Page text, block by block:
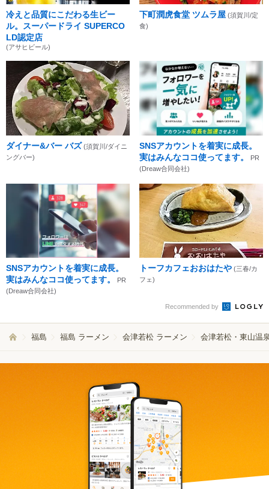
冷えと品質にこだわる生ビー
ル。スーパードライ SUPERCO
LD認定店
(アサヒビール)
下町潤虎食堂 ツムラ屋 (須賀川/定
食)
ダイナー&バー バズ (須賀川/ダイニ
ングバー)
SNSアカウントを着実に成長。
実はみんなココ使ってます。
PR
(Dreaw合同会社)
SNSアカウントを着実に成長。
実はみんなココ使ってます。
PR
(Dreaw合同会社)
トーフカフェおおはたや (三春/カ
フェ)
Recommended by
福島 福島 ラーメン 会津若松 ラーメン 会津若松・東山温